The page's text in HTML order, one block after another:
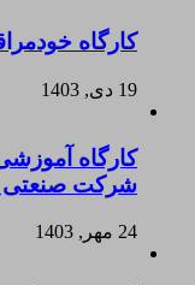
کارگاه
19 دی, 1403
کارگاه
شرکت صنعتی
24 مهر, 1403